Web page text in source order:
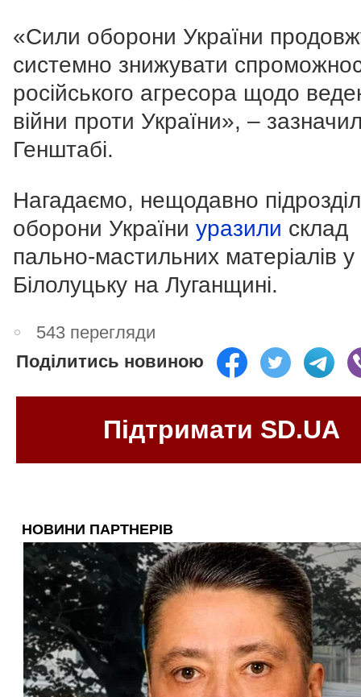
«Сили оборони України
системно знижувати
російського агресора щодо
війни проти України», –
Генштабі.
Нагадаємо, нещодавно
оборони України уразили склад
пально-мастильних матеріалів у
Білолуцьку на Луганщині.
543 перегляди
Поділитись новиною
Підтримати SD.UA